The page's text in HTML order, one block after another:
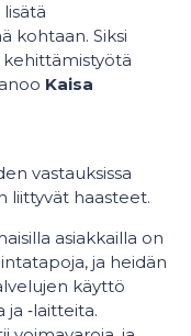
kohtaan. Siksi
kehittämistyötä
Kaisa
vastauksissa
liittyvät haasteet.
asiakkailla on
ja heidän
käyttö
‑laitteita.